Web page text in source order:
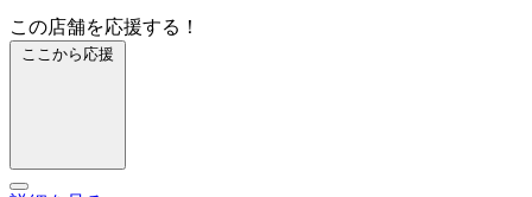
この店舗を応援する！
ここから応援